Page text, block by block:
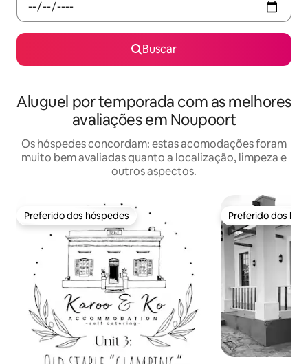
Buscar
Aluguel por temporada com as melhores
avaliações em Noupoort
Os hóspedes concordam: estas acomodações foram
muito bem avaliadas quanto a localização, limpeza e
outros aspectos.
Preferido dos hóspedes
Preferido dos hóspedes Preferido dos
Preferido dos